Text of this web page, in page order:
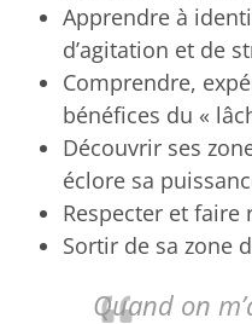
Apprendre à
d’agitation et de
Comprendre,
bénéfices du «
Découvrir ses
éclore sa
Respecter et faire
Sortir de sa zone
Quand on